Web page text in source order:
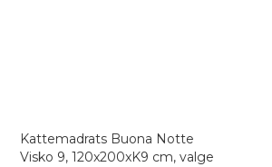
Kattemadrats Buona Notte
Visko 9, 120x200xK9 cm, valge